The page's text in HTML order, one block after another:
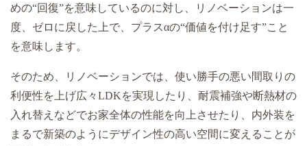
めの“回復”を意味しているのに対し、リノベーションは一
度、ゼロに戻した上で、プラスαの“価値を付け足す”こと
を意味します。
そのため、リノベーションでは、使い勝手の悪い間取りの
利便性を上げ広々LDKを実現したり、耐震補強や断熱材の
入れ替えなどでお家全体の性能を向上させたり、内外装を
まるで新築のようにデザイン性の高い空間に変えることが